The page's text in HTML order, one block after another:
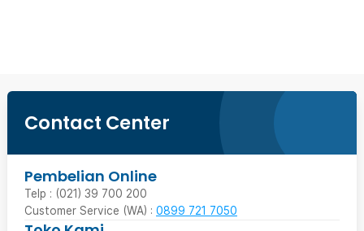
Contact Center
Pembelian Online
Telp : (021) 39 700 200
Customer Service (WA) : 0899 721 7050